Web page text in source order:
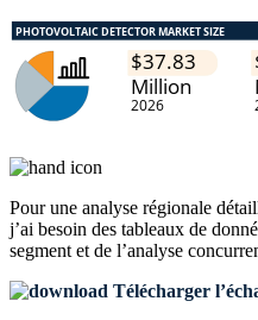
Pour une analyse régionale
j’ai besoin des tableaux de
segment et de l’analyse
Télécharger